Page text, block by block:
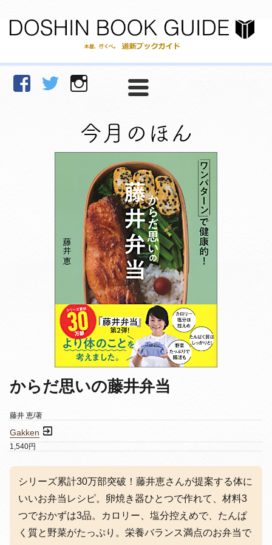
facebookTwitter Instagram
からだ思いの藤井弁当
藤井 恵/著
Gakken
1,540円
シリーズ累計30万部突破！藤井恵さんが提案する体に
いいお弁当レシピ。卵焼き器ひとつで作れて、材料3
つでおかずは3品。カロリー、塩分控えめで、たんぱ
く質と野菜がたっぷり。栄養バランス満点のお弁当で